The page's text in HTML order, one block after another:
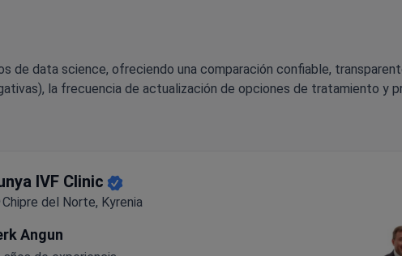
de data science, ofreciendo una comparación confiable,
la frecuencia de actualización de opciones de tratamiento y
IVF Clinic
Chipre del Norte, Kyrenia
Angun